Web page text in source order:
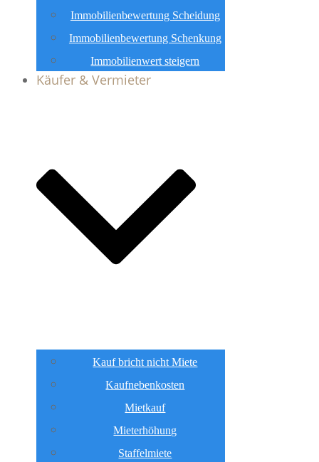
Immobilienbewertung Scheidung
Immobilienbewertung Schenkung
Immobilienwert steigern
Käufer & Vermieter
Kauf bricht nicht Miete
Kaufnebenkosten
Mietkauf
Mieterhöhung
Staffelmiete